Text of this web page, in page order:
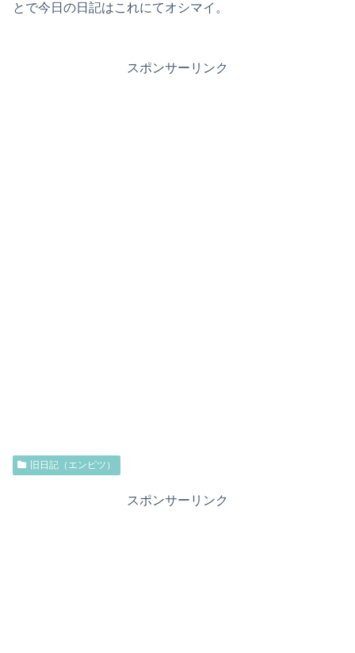
とで今日の日記はこれにてオシマイ。
スポンサーリンク
旧日記（エンピツ）
スポンサーリンク